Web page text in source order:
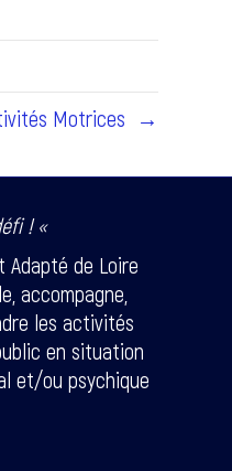
Motrices →
! «
Adapté de Loire
accompagne,
les activités
en situation
et/ou psychique